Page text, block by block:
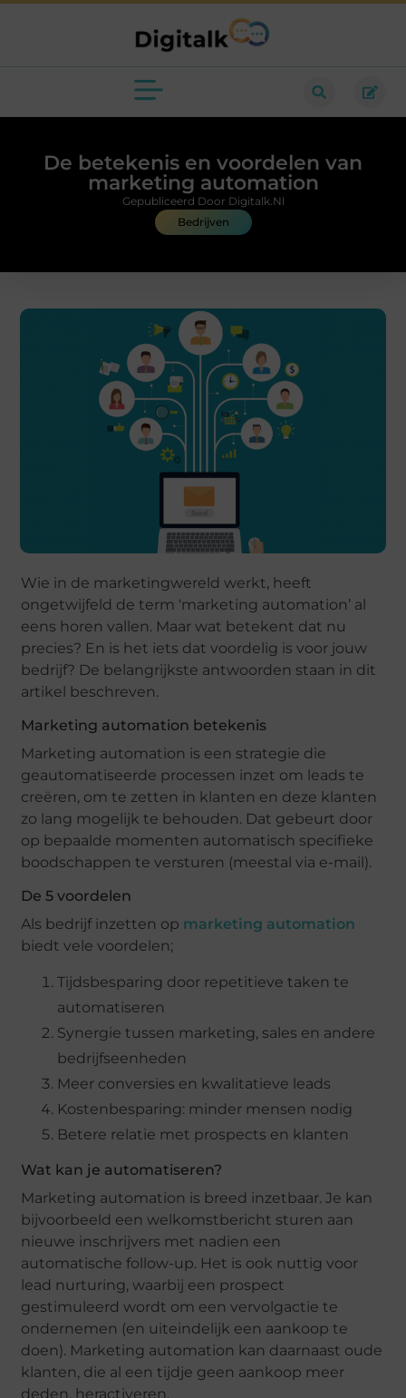
De betekenis en voordelen van
marketing automation
Bedrijven
Gepubliceerd Door Digitalk.nl
Wie in de marketingwereld werkt, heeft
ongetwijfeld de term ‘marketing automation’ al
eens horen vallen. Maar wat betekent dat nu
precies? En is het iets dat voordelig is voor jouw
bedrijf? De belangrijkste antwoorden staan in dit
artikel beschreven.
Marketing automation betekenis
Marketing automation is een strategie die
geautomatiseerde processen inzet om leads te
creëren, om te zetten in klanten en deze klanten
zo lang mogelijk te behouden. Dat gebeurt door
op bepaalde momenten automatisch specifieke
boodschappen te versturen (meestal via e-mail).
De 5 voordelen
Als bedrijf inzetten op marketing automation
biedt vele voordelen;
Tijdsbesparing door repetitieve taken te
automatiseren
Synergie tussen marketing, sales en andere
bedrijfseenheden
Meer conversies en kwalitatieve leads
Kostenbesparing: minder mensen nodig
Betere relatie met prospects en klanten
Wat kan je automatiseren?
Marketing automation is breed inzetbaar. Je kan
bijvoorbeeld een welkomstbericht sturen aan
nieuwe inschrijvers met nadien een
automatische follow-up. Het is ook nuttig voor
lead nurturing, waarbij een prospect
gestimuleerd wordt om een vervolgactie te
ondernemen (en uiteindelijk een aankoop te
doen). Marketing automation kan daarnaast oude
klanten, die al een tijdje geen aankoop meer
deden, heractiveren.